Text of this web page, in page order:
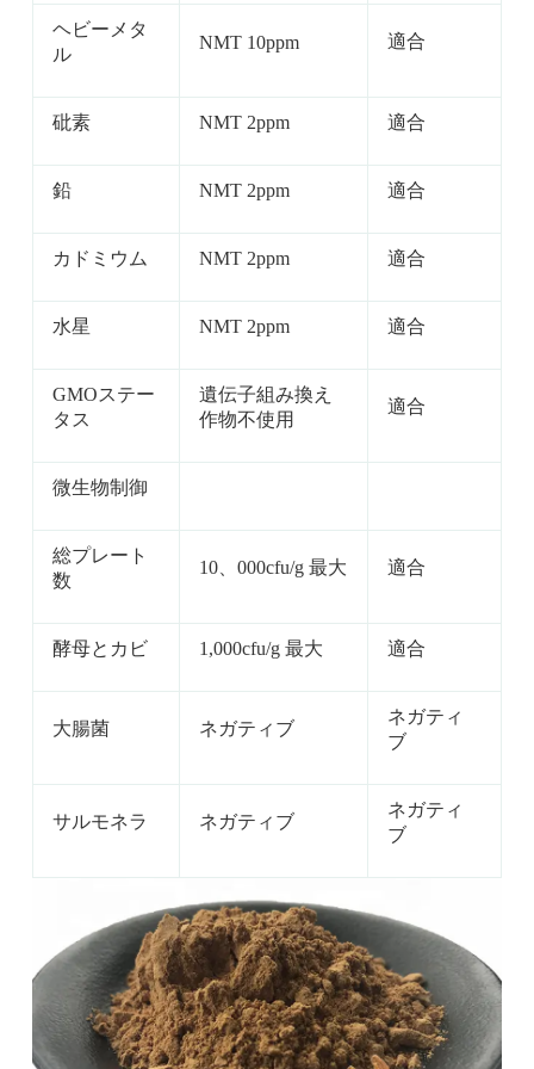
ヘビーメタ
ル
NMT 10ppm 適合
砒素 NMT 2ppm 適合
鉛 NMT 2ppm 適合
カドミウム NMT 2ppm 適合
水星 NMT 2ppm 適合
GMOステー
タス
遺伝子組み換え
作物不使用
適合
微生物制御
総プレート
数
10、000cfu/g 最大 適合
酵母とカビ 1,000cfu/g 最大 適合
大腸菌 ネガティブ
ネガティ
ブ
サルモネラ ネガティブ
ネガティ
ブ